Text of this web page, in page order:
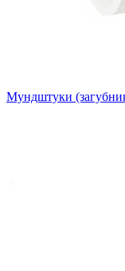
Мундштуки